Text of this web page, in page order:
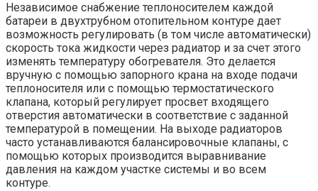
Независимое снабжение теплоносителем каждой
батареи в двухтрубном отопительном контуре дает
возможность регулировать (в том числе автоматически)
скорость тока жидкости через радиатор и за счет этого
изменять температуру обогревателя. Это делается
вручную с помощью запорного крана на входе подачи
теплоносителя или с помощью термостатического
клапана, который регулирует просвет входящего
отверстия автоматически в соответствие с заданной
температурой в помещении. На выходе радиаторов
часто устанавливаются балансировочные клапаны, с
помощью которых производится выравнивание
давления на каждом участке системы и во всем
контуре.